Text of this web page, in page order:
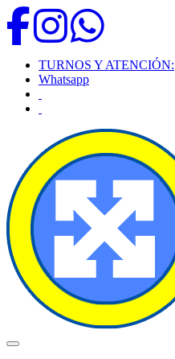
TURNOS Y ATENCIÓN:
Whatsapp
Toggle navigation